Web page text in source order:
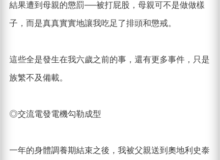
結果遭到母親的懲罰──被打屁股，母親可不是做做樣
子，而是真真實實地讓我吃足了排頭和懲戒。
這些全是發生在我六歲之前的事，還有更多事件，只是
族繁不及備載。
◎交流電發電機勾勒成型
一年的身體調養期結束之後，我被父親送到奧地利史泰